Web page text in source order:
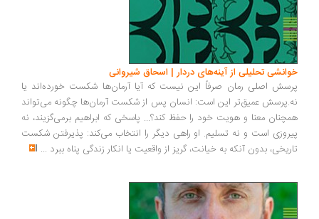
تحلیلی از آینه‌های دردار | اسحاق شیروانی
اصلی رمان صرفاً این نیست که آیا آرمان‌ها شکست خورده‌اند یا
عمیق‌تر این است: انسان پس از شکست آرمان‌ها چگونه می‌تواند
معنا و هویت خود را حفظ کند؟... پاسخی که ابراهیم برمی‌گزیند، نه
است و نه تسلیم. او راهی دیگر را انتخاب می‌کند: پذیرفتن شکست
بدون آنکه به خیانت، گریز از واقعیت یا انکار زندگی پناه ببرد...